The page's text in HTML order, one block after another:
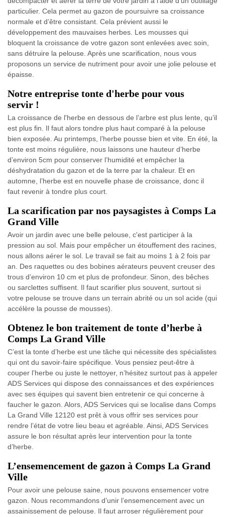
particulier. Cela permet au gazon de poursuivre sa croissance
normale et d’être consistant. Cela prévient aussi le
développement des mauvaises herbes. Les mousses qui
bloquent la croissance de votre gazon sont enlevées avec soin,
sans détruire la pelouse. Après une scarification, nous vous
proposons un service de nutriment pour avoir une jolie pelouse et
épaisse.
Notre entreprise tonte d'herbe pour vous
servir !
La croissance de l'herbe en dessous de l’arbre est plus lente, qu’il
est plus fin. Il faut alors tondre plus haut comparé à la pelouse
bien exposée. Au printemps, l’herbe pousse bien et vite. En été, la
tonte est moins régulière, nous laissons une hauteur d’herbe
d’environ 5cm pour conserver l’humidité et empêcher la
déshydratation du gazon et de la terre par la chaleur. Et en
automne, l’herbe est en nouvelle phase de croissance, donc il
faut revenir à tondre plus court.
La scarification par nos paysagistes à Comps La
Grand Ville
Avoir un jardin avec une belle pelouse, c'est participer à la
pression au sol. Mais pour empêcher un étouffement des racines,
nous allons aérer le sol. Le travail se fait au moins 1 à 2 fois par
an. Des raquettes ou des bobines aérateurs peuvent creuser des
trous d’environ 10 cm et plus de profondeur. Sinon, des bêches
ou sarclettes suffisent. Il faut scarifier plus souvent, surtout si
votre pelouse se trouve dans un terrain abrité ou un sol acide (qui
accélère la pousse de mousses).
Obtenez le bon traitement de tonte d’herbe à
Comps La Grand Ville
C’est la tonte d’herbe est une tâche qui nécessite des spécialistes
qui ont du savoir-faire spécifique. Vous pensiez peut-être à
couper l’herbe ou juste le nettoyer, n’hésitez surtout pas à appeler
ADS Services qui dispose des connaissances et des expériences
avec ses équipes qui savent bien entretenir ce qui concerne à
faucher le gazon. Alors, ADS Services qui se localise dans Comps
La Grand Ville 12120 est prêt à vous offrir ses services pour
rendre l’état de votre lieu beau et agréable. Ainsi, ADS Services
assure le bon résultat après leur intervention pour la tonte
d’herbe.
L’ensemencement de gazon à Comps La Grand
Ville
Pour avoir une pelouse saine, nous pouvons ensemencer votre
gazon. Nous recommandons d’unir l’ensemencement avec un
assainissement de pelouse. Il faut arroser régulièrement pour